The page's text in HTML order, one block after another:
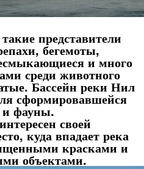
представители
бегемоты,
и много
среди животного
Бассейн реки Нил
сформировавшейся
фауны.
своей
куда впадает река
красками и
объектами.